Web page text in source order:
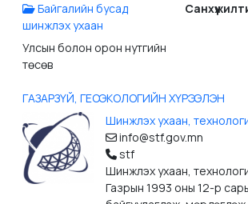
Байгалийн бусад
шинжлэх ухаан
Улсын болон орон нутгийн
төсөв
ГАЗАРЗҮЙ, ГЕОЭКОЛОГИЙН ХҮРЭЭЛЭН
Шинжлэх ухаан,
info@stf.gov.mn
stf
Шинжлэх ухаан,
Газрын 1993 оны 12-р